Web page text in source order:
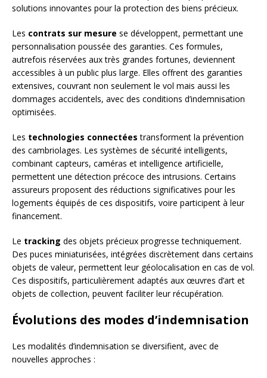
solutions innovantes pour la protection des biens précieux.
Les contrats sur mesure se développent, permettant une
personnalisation poussée des garanties. Ces formules,
autrefois réservées aux très grandes fortunes, deviennent
accessibles à un public plus large. Elles offrent des garanties
extensives, couvrant non seulement le vol mais aussi les
dommages accidentels, avec des conditions d’indemnisation
optimisées.
Les technologies connectées transforment la prévention
des cambriolages. Les systèmes de sécurité intelligents,
combinant capteurs, caméras et intelligence artificielle,
permettent une détection précoce des intrusions. Certains
assureurs proposent des réductions significatives pour les
logements équipés de ces dispositifs, voire participent à leur
financement.
Le tracking des objets précieux progresse techniquement.
Des puces miniaturisées, intégrées discrètement dans certains
objets de valeur, permettent leur géolocalisation en cas de vol.
Ces dispositifs, particulièrement adaptés aux œuvres d’art et
objets de collection, peuvent faciliter leur récupération.
Évolutions des modes d’indemnisation
Les modalités d’indemnisation se diversifient, avec de
nouvelles approches :